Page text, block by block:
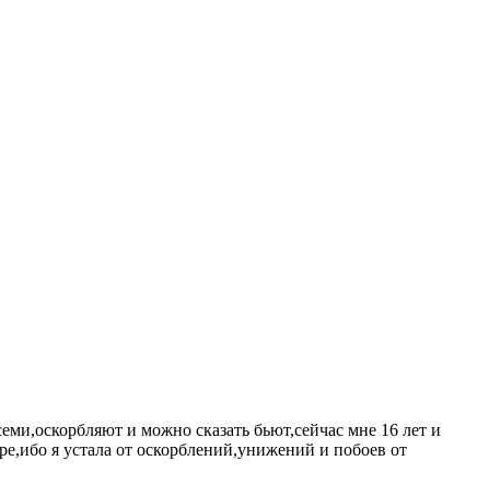
и можно сказать бьют,сейчас мне 16 лет и
я устала от оскорблений,унижений и побоев от